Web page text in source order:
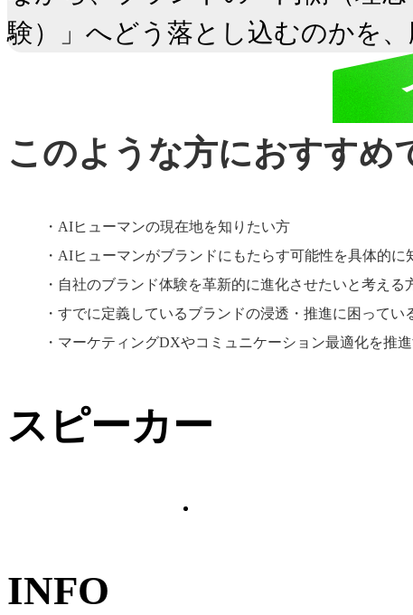
験）」へどう落とし込むのかを
このような方におすすめ
AIヒューマンの現在地を知りたい方
AIヒューマンがブランドにもたらす可能性を具体的に
自社のブランド体験を革新的に進化させたいと考える
すでに定義しているブランドの浸透・推進に困ってい
マーケティングDXやコミュニケーション最適化を推
スピーカー
青木 裕美
株式会社アマナ／プラン
ニング＆デザインデパー
INFO